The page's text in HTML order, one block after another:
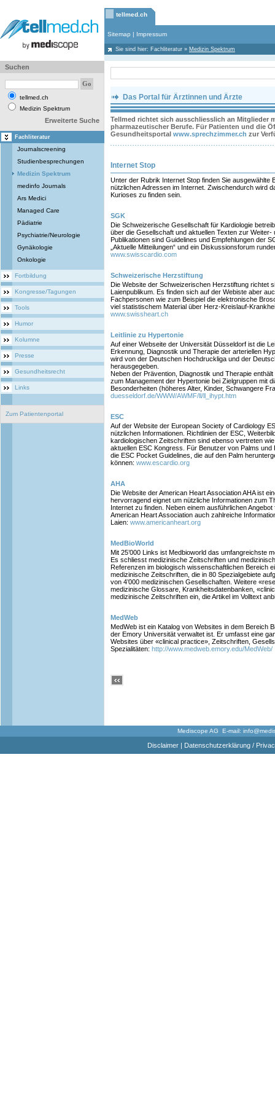
tellmed.ch
Sitemap | Impressum
Sie sind hier: Fachliteratur » Medizin Spektrum
Suchen
tellmed.ch
Medizin Spektrum
Erweiterte Suche
Fachliteratur
Journalscreening
Studienbesprechungen
Medizin Spektrum
medinfo Journals
Ars Medici
Managed Care
Pädiatrie
Psychiatrie/Neurologie
Gynäkologie
Onkologie
Fortbildung
Kongresse/Tagungen
Tools
Humor
Kolumne
Presse
Gesundheitsrecht
Links
Zum Patientenportal
Das Portal für Ärztinnen und Ärzte
Tellmed richtet sich ausschliesslich an Mitglieder
pharmazeutischer Berufe. Für Patienten und die
Gesundheitsportal www.sprechzimmer.ch zur
Internet Stop
Unter der Rubrik Internet Stop finden Sie ausgewählte
nützlichen Adressen im Internet. Zwischendurch wird
Kurioses zu finden sein.
SGK
Die Schweizerische Gesellschaft für Kardiologie
über die Gesellschaft und aktuellen Texten zur
Publikationen sind Guidelines und Empfehlungen der
„Aktuelle Mitteilungen“ und ein Diskussionsforum
www.swisscardio.com
Schweizerische Herzstiftung
Die Website der Schweizerischen Herzstiftung richtet
Laienpublikum. Es finden sich auf der Webiste aber
Fachpersonen wie zum Beispiel die elektronische
viel statistischem Material über Herz-Kreislauf-
www.swissheart.ch
Leitlinie zu Hypertonie
Auf einer Webseite der Universität Düsseldorf ist die
Erkennung, Diagnostik und Therapie der arteriellen
wird von der Deutschen Hochdruckliga und der
herausgegeben.
Neben der Prävention, Diagnostik und Therapie
zum Management der Hypertonie bei Zielgruppen mit
Besonderheiten (höheres Alter, Kinder, Schwangere
duesseldorf.de/WWW/AWMF/ll/ll_ihypt.htm
ESC
Auf der Website der European Society of Cardiology
nützlichen Informationen. Richtlinien der ESC,
kardiologischen Zeitschriften sind ebenso vertreten
aktuellen ESC Kongress. Für Benutzer von Palms und
die ESC Pocket Guidelines, die auf den Palm
können: www.escardio.org
AHA
Die Website der American Heart Association AHA ist
hervorragend eignet um nützliche Informationen zum
Internet zu finden. Neben einem ausführlichen
American Heart Association auch zahlreiche
Laien: www.americanheart.org
MedBioWorld
Mit 25’000 Links ist Medbioworld das umfangreichste
Es schliesst medizinische Zeitschriften und
Referenzen im biologisch wissenschaftlichen Bereich
medizinische Zeitschriften, die in 80 Spezialgebiete
von 4’000 medizinischen Gesellschaften. Weitere
medizinische Glossare, Krankheitsdatenbanken,
medizinische Zeitschriften ein, die Artikel im Volltext
MedWeb
MedWeb ist ein Katalog von Websites in dem Bereich
der Emory Universität verwaltet ist. Er umfasst eine
Websites über «clinical practice», Zeitschriften,
Spezialitäten: http://www.medweb.emory.edu/MedWeb/
Mediscope AG E-mail:
Disclaimer| Datenschutzerklärung /